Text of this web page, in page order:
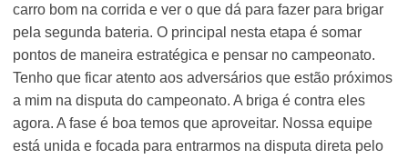
carro bom na corrida e ver o que dá para fazer para brigar
pela segunda bateria. O principal nesta etapa é somar
pontos de maneira estratégica e pensar no campeonato.
Tenho que ficar atento aos adversários que estão próximos
a mim na disputa do campeonato. A briga é contra eles
agora. A fase é boa temos que aproveitar. Nossa equipe
está unida e focada para entrarmos na disputa direta pelo